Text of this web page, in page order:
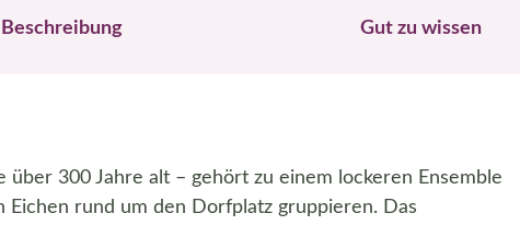
Beschreibung Gut zu wissen
300 Jahre alt – gehört zu einem lockeren Ensemble
rund um den Dorfplatz gruppieren. Das